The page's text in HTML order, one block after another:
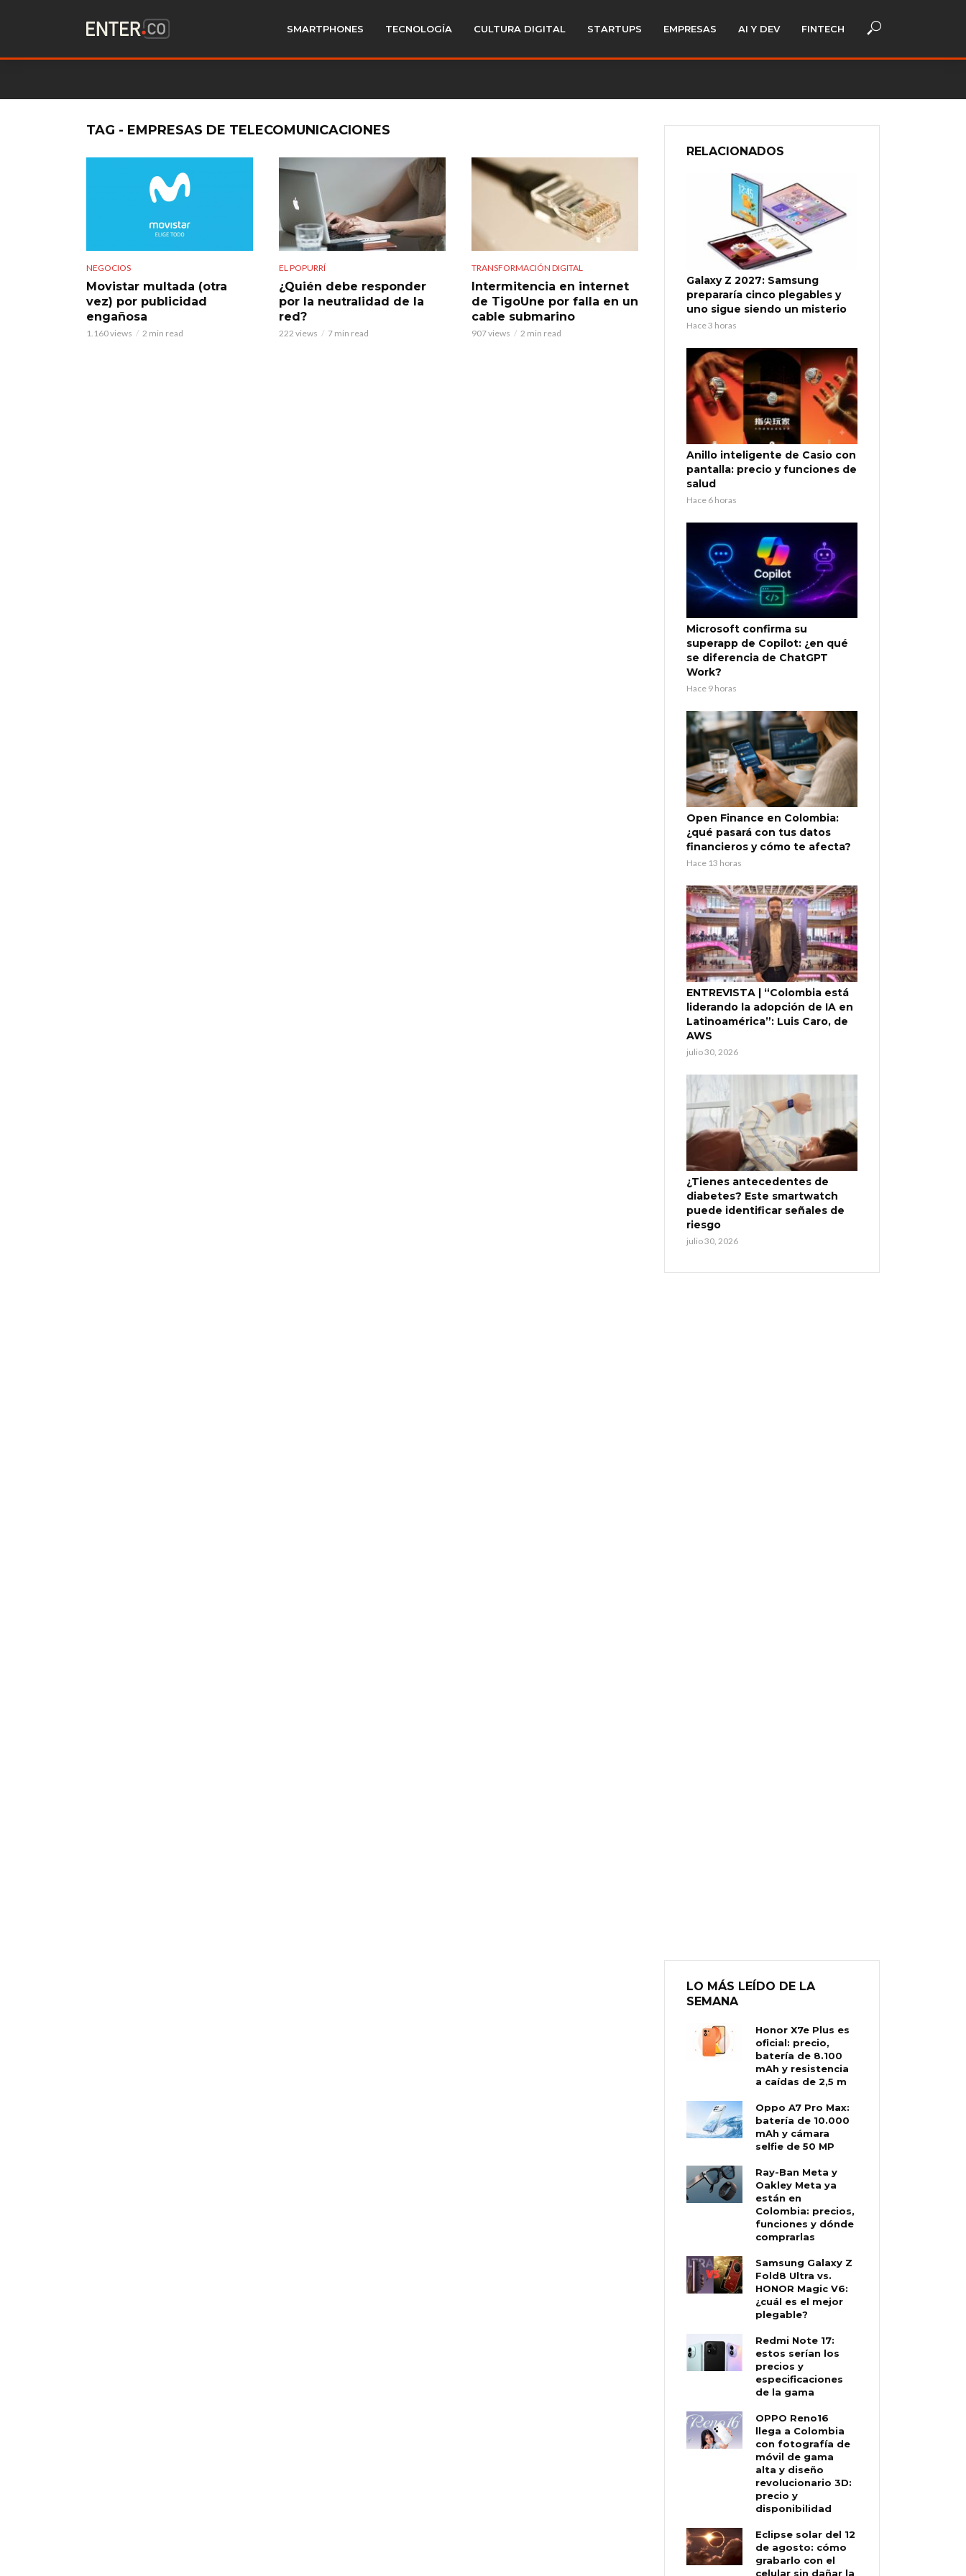
SMARTPHONES TECNOLOGÍA CULTURA DIGITAL STARTUPS EMPRESAS AI Y DEV FINTECH
TAG - EMPRESAS DE TELECOMUNICACIONES
NEGOCIOS
Movistar multada (otra
vez) por publicidad
engañosa
1.160 views 2 min read
EL POPURRÍ
¿Quién debe responder
por la neutralidad de la
red?
222 views 7 min read
TRANSFORMACIÓN DIGITAL
Intermitencia en internet
de TigoUne por falla en un
cable submarino
907 views 2 min read
RELACIONADOS
Galaxy Z 2027: Samsung
prepararía cinco plegables y
uno sigue siendo un misterio
Hace 3 horas
Anillo inteligente de Casio con
pantalla: precio y funciones de
salud
Hace 6 horas
Microsoft confirma su
superapp de Copilot: ¿en qué
se diferencia de ChatGPT
Work?
Hace 9 horas
Open Finance en Colombia:
¿qué pasará con tus datos
financieros y cómo te afecta?
Hace 13 horas
ENTREVISTA | “Colombia está
liderando la adopción de IA en
Latinoamérica”: Luis Caro, de
AWS
julio 30, 2026
¿Tienes antecedentes de
diabetes? Este smartwatch
puede identificar señales de
riesgo
julio 30, 2026
LO MÁS LEÍDO DE LA
SEMANA
Honor X7e Plus es
oficial: precio,
batería de 8.100
mAh y resistencia
a caídas de 2,5 m
Oppo A7 Pro Max:
batería de 10.000
mAh y cámara
selfie de 50 MP
Ray-Ban Meta y
Oakley Meta ya
están en
Colombia: precios,
funciones y dónde
comprarlas
Samsung Galaxy Z
Fold8 Ultra vs.
HONOR Magic V6:
¿cuál es el mejor
plegable?
Redmi Note 17:
estos serían los
precios y
especificaciones
de la gama
OPPO Reno16
llega a Colombia
con fotografía de
móvil de gama
alta y diseño
revolucionario 3D:
precio y
disponibilidad
Eclipse solar del 12
de agosto: cómo
grabarlo con el
celular sin dañar la